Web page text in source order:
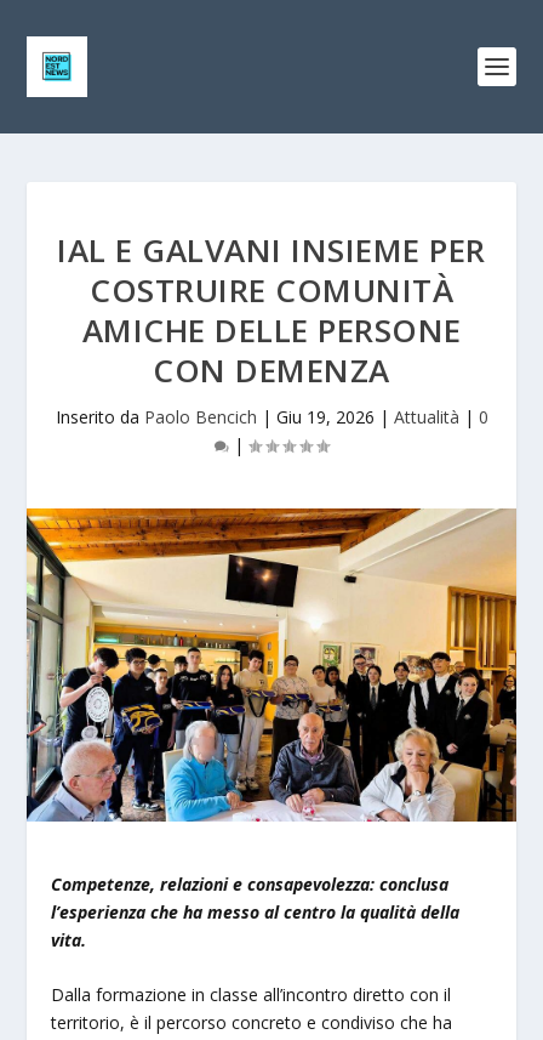
IAL E GALVANI INSIEME PER
COSTRUIRE COMUNITÀ
AMICHE DELLE PERSONE
CON DEMENZA
Inserito da Paolo Bencich | Giu 19, 2026 | Attualità | 0
|
Competenze, relazioni e consapevolezza: conclusa
l’esperienza che ha messo al centro la qualità della
vita.
Dalla formazione in classe all’incontro diretto con il
territorio, è il percorso concreto e condiviso che ha